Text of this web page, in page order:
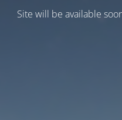
Site will be available